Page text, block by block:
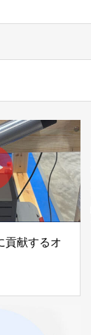
ングソリュー
貢献するオ